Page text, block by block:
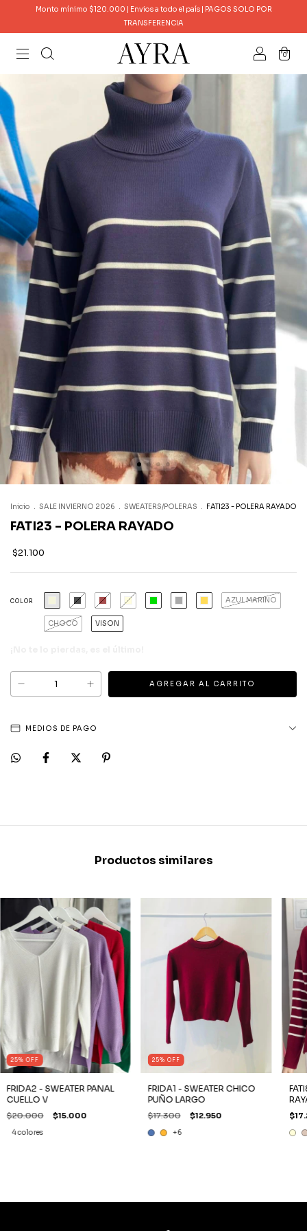
Monto mínimo $120.000 | Envios a todo el país | PAGOS SOLO POR
TRANSFERENCIA
0
Inicio . SALE INVIERNO 2026 . SWEATERS/POLERAS . FATI23 - POLERA RAYADO
FATI23 - POLERA RAYADO
$21.100
COLOR AZUL MARINO
CHOCO VISON
MEDIOS DE PAGO
Productos similares
25%OFF
FRIDA2 - SWEATER PANAL
CUELLO V
$20.000 $15.000
4 colores
25% OFF
FRIDA1 - SWEATER CHICO
PUÑO LARGO
$17.300 $12.950
+6